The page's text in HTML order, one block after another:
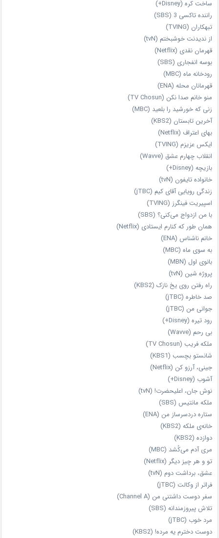
ساخت کره (Disney+)
راننده تاکسی 3 (SBS)
تبهکاران (TVING)
از ندیدنت خوشبختم (tvN)
قهرمان نقدی (Netflix)
بوسه انفجاری (SBS)
رودخانه ماه (MBC)
قهرمانان محله (ENA)
منو خانم صدا نکن (TV Chosun)
زنی که خورشید را بلعید (MBC)
آخرین تابستان (KBS2)
بهای اعتراف (Netflix)
ایکس عزیزم (TVING)
انقلاب چهارم عشق (Wavve)
بازیچه (Disney+)
خانواده تایفون (tvN)
زندگی رویایی آقای کیم (jTBC)
اسپیریت فینگرز (TVING)
با من ازدواج می‌کنی؟ (SBS)
همان‌ طور که کنارم ایستادی (Netflix)
خانم ناشناس (ENA)
به سوی ماه (MBC)
بانوی اول (MBN)
پروژه شین (tvN)
راه رفتن روی یخ نازک (KBS2)
صد خاطره (jTBC)
جوانی من (jTBC)
رود تیره (Disney+)
بی‌ رحم (Wavve)
ملکه فریب (TV Chosun)
شانستو بچسب (KBS1)
جینی، آرزو کن (Netflix)
آشوب (Disney+)
نوش جان، اعلیحضرت! (tvN)
ملکه‌ مانتیس (SBS)
ستاره دردسرساز من (ENA)
خانه‌ی ملکه (KBS2)
دوازده (KBS2)
مری آدم می‌کُشد (MBC)
تو و هر چیز دیگر (Netflix)
عشق، برداشت دوم (tvN)
فراتر از وکالت (jTBC)
سفر دوست‌ داشتنی من (Channel A)
تلاش پیروزمندانه (SBS)
مرد خوب (jTBC)
دوست دخترم یه مرده! (KBS2)